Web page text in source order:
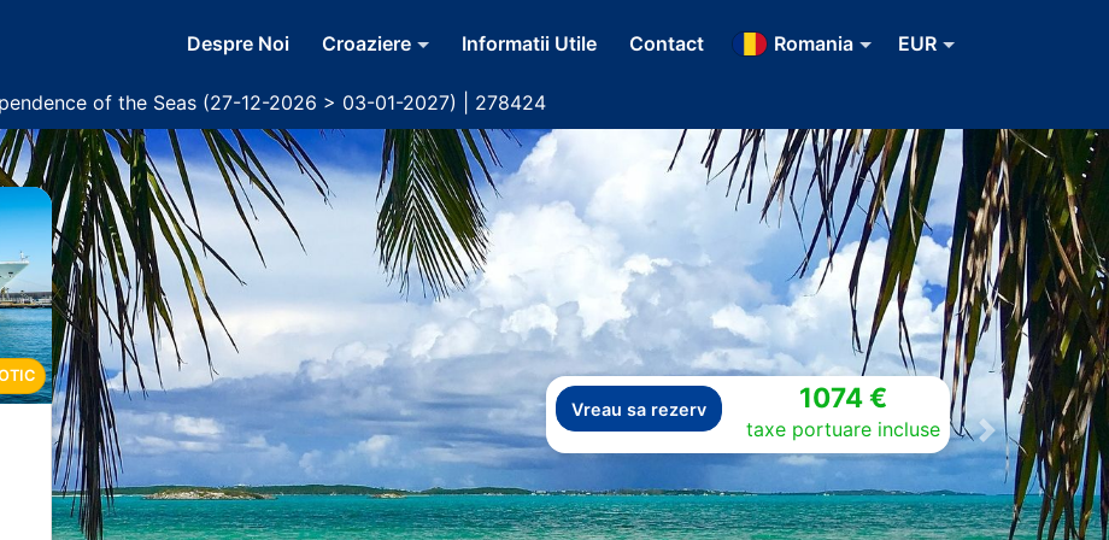
Despre Noi Croaziere Informatii Utile Contact Romania EUR
of the Seas (27-12-2026 > 03-01-2027) | 278424
Vreau sa rezerv 1074 €
taxe portuare incluse
Next